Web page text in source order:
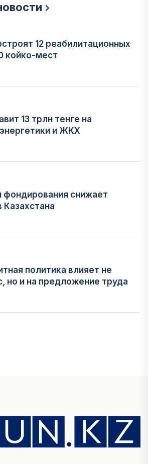
12 реабилитационных
койко-мест
13 трлн тенге на
и ЖКХ
фондирования снижает
Казахстана
политика влияет не
но и на предложение труда
в заблуждение, предлагая
проценты?